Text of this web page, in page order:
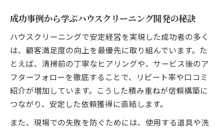
成功事例から学ぶハウスクリーニング開発の秘訣
ハウスクリーニングで安定経営を実現した成功者の多く
は、顧客満足度の向上を最優先に取り組んでいます。た
とえば、清掃前の丁寧なヒアリングや、サービス後のア
フターフォローを徹底することで、リピート率や口コミ
紹介が増加しています。こうした積み重ねが信頼構築に
つながり、安定した依頼獲得に直結します。
また、現場での失敗を防ぐためには、使用する道具や洗